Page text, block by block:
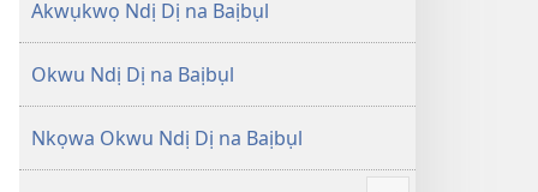
Degharịrị
n'Afọ 2013)
Degharịrị
n'Afọ 2013)
Akwụkwọ Ndị Dị na Baịbụl
Okwu Ndị Dị na Baịbụl
Nkọwa Okwu Ndị Dị na Baịbụl